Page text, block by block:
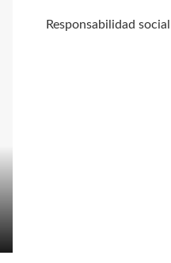
Responsabilidad social